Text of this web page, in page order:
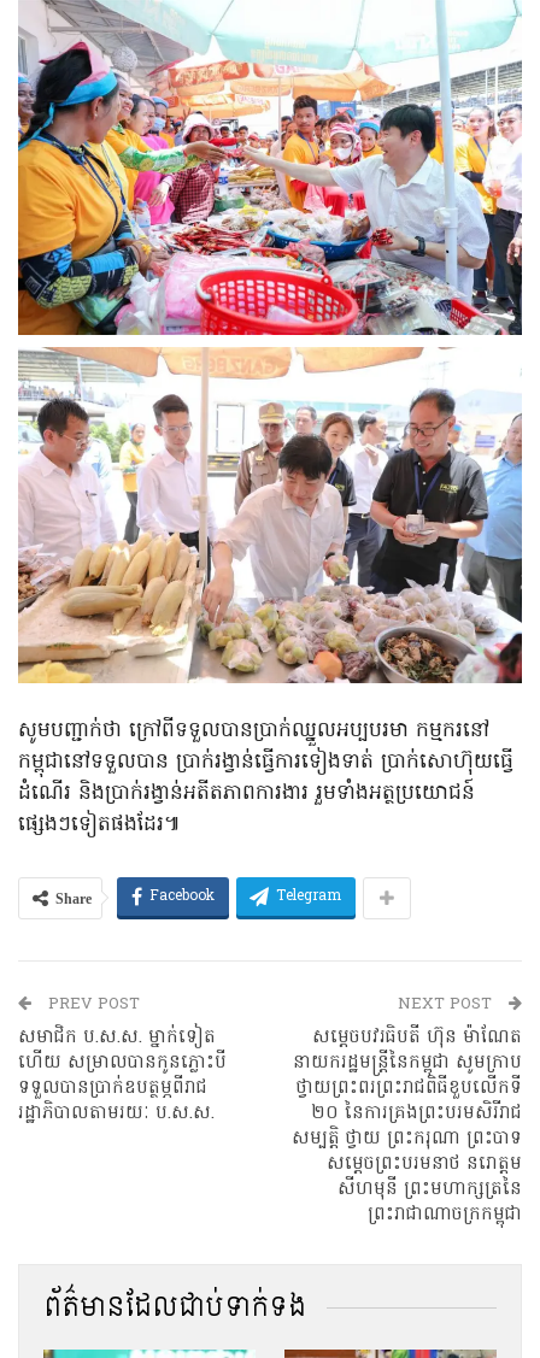
សូមបញ្ជាក់ថា ក្រៅពីទទួលបានប្រាក់ឈ្នួលអប្បបរមា កម្មករនៅ
កម្ពុជានៅទទួលបាន ប្រាក់រង្វាន់ធ្វើការទៀងទាត់ ប្រាក់សោហ៊ុយធ្វើ
ដំណើរ និងប្រាក់រង្វាន់អតីតភាពការងារ រួមទាំងអត្ថប្រយោជន៍
ផ្សេងៗទៀតផងដែរ៕
Share Facebook Telegram
PREV POST
សមាជិក ប.ស.ស. ម្នាក់ទៀត
ហើយ សម្រាលបានកូនភ្លោះបី
ទទួលបានប្រាក់ឧបត្ថម្ភពីរាជ
រដ្ឋាភិបាលតាមរយៈ ប.ស.ស.
NEXT POST
សម្ដេចបវរធិបតី ហ៊ុន ម៉ាណែត
នាយករដ្ឋមន្រ្ដីនៃកម្ពុជា សូមក្រាប
ថ្វាយព្រះពរព្រះរាជពិធីខួបលើកទី
២០ នៃការគ្រងព្រះបរមសិរីរាជ
សម្បត្តិ ថ្វាយ ព្រះករុណា ព្រះបាទ
សម្តេចព្រះបរមនាថ នរោត្តម
សីហមុនី ព្រះមហាក្សត្រនៃ
ព្រះរាជាណាចក្រកម្ពុជា
ព័ត៌មានដែលជាប់ទាក់ទង